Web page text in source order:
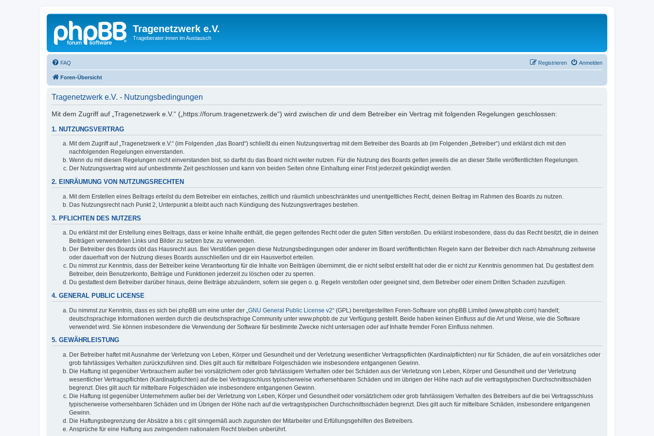
Tragenetzwerk e.V.
Trageberater:innen im Austausch
FAQ Anmelden
Registrieren
Foren-Übersicht
Tragenetzwerk e.V. - Nutzungsbedingungen
Mit dem Zugriff auf „Tragenetzwerk e.V.“ („https://forum.tragenetzwerk.de“) wird zwischen dir und dem Betreiber ein Vertrag mit folgenden Regelungen geschlossen:
1. NUTZUNGSVERTRAG
Mit dem Zugriff auf „Tragenetzwerk e.V.“ (im Folgenden „das Board“) schließt du einen Nutzungsvertrag mit dem Betreiber des Boards ab (im Folgenden „Betreiber“) und erklärst dich mit den
nachfolgenden Regelungen einverstanden.
Wenn du mit diesen Regelungen nicht einverstanden bist, so darfst du das Board nicht weiter nutzen. Für die Nutzung des Boards gelten jeweils die an dieser Stelle veröffentlichten Regelungen.
Der Nutzungsvertrag wird auf unbestimmte Zeit geschlossen und kann von beiden Seiten ohne Einhaltung einer Frist jederzeit gekündigt werden.
2. EINRÄUMUNG VON NUTZUNGSRECHTEN
Mit dem Erstellen eines Beitrags erteilst du dem Betreiber ein einfaches, zeitlich und räumlich unbeschränktes und unentgeltliches Recht, deinen Beitrag im Rahmen des Boards zu nutzen.
Das Nutzungsrecht nach Punkt 2, Unterpunkt a bleibt auch nach Kündigung des Nutzungsvertrages bestehen.
3. PFLICHTEN DES NUTZERS
Du erklärst mit der Erstellung eines Beitrags, dass er keine Inhalte enthält, die gegen geltendes Recht oder die guten Sitten verstoßen. Du erklärst insbesondere, dass du das Recht besitzt, die in deinen
Beiträgen verwendeten Links und Bilder zu setzen bzw. zu verwenden.
Der Betreiber des Boards übt das Hausrecht aus. Bei Verstößen gegen diese Nutzungsbedingungen oder anderer im Board veröffentlichten Regeln kann der Betreiber dich nach Abmahnung zeitweise
oder dauerhaft von der Nutzung dieses Boards ausschließen und dir ein Hausverbot erteilen.
Du nimmst zur Kenntnis, dass der Betreiber keine Verantwortung für die Inhalte von Beiträgen übernimmt, die er nicht selbst erstellt hat oder die er nicht zur Kenntnis genommen hat. Du gestattest dem
Betreiber, dein Benutzerkonto, Beiträge und Funktionen jederzeit zu löschen oder zu sperren.
Du gestattest dem Betreiber darüber hinaus, deine Beiträge abzuändern, sofern sie gegen o. g. Regeln verstoßen oder geeignet sind, dem Betreiber oder einem Dritten Schaden zuzufügen.
4. GENERAL PUBLIC LICENSE
Du nimmst zur Kenntnis, dass es sich bei phpBB um eine unter der „ GNU General Public License v2“ (GPL) bereitgestellten Foren-Software von phpBB Limited (www.phpbb.com) handelt;
deutschsprachige Informationen werden durch die deutschsprachige Community unter www.phpbb.de zur Verfügung gestellt. Beide haben keinen Einfluss auf die Art und Weise, wie die Software
verwendet wird. Sie können insbesondere die Verwendung der Software für bestimmte Zwecke nicht untersagen oder auf Inhalte fremder Foren Einfluss nehmen.
5. GEWÄHRLEISTUNG
Der Betreiber haftet mit Ausnahme der Verletzung von Leben, Körper und Gesundheit und der Verletzung wesentlicher Vertragspflichten (Kardinalpflichten) nur für Schäden, die auf ein vorsätzliches oder
grob fahrlässiges Verhalten zurückzuführen sind. Dies gilt auch für mittelbare Folgeschäden wie insbesondere entgangenen Gewinn.
Die Haftung ist gegenüber Verbrauchern außer bei vorsätzlichem oder grob fahrlässigem Verhalten oder bei Schäden aus der Verletzung von Leben, Körper und Gesundheit und der Verletzung
wesentlicher Vertragspflichten (Kardinalpflichten) auf die bei Vertragsschluss typischerweise vorhersehbaren Schäden und im übrigen der Höhe nach auf die vertragstypischen Durchschnittsschäden
begrenzt. Dies gilt auch für mittelbare Folgeschäden wie insbesondere entgangenen Gewinn.
Die Haftung ist gegenüber Unternehmern außer bei der Verletzung von Leben, Körper und Gesundheit oder vorsätzlichem oder grob fahrlässigem Verhalten des Betreibers auf die bei Vertragsschluss
typischerweise vorhersehbaren Schäden und im Übrigen der Höhe nach auf die vertragstypischen Durchschnittsschäden begrenzt. Dies gilt auch für mittelbare Schäden, insbesondere entgangenen
Gewinn.
Die Haftungsbegrenzung der Absätze a bis c gilt sinngemäß auch zugunsten der Mitarbeiter und Erfüllungsgehilfen des Betreibers.
Ansprüche für eine Haftung aus zwingendem nationalem Recht bleiben unberührt.